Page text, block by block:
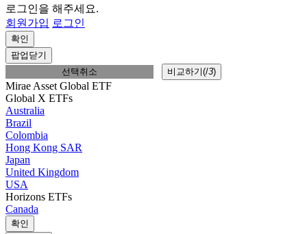
로그인을 해주세요.
회원가입 로그인
확인
팝업닫기
선택취소
비교하기(/3)
Mirae Asset Global ETF
Global X ETFs
Australia
Brazil
Colombia
Hong Kong SAR
Japan
United Kingdom
USA
Horizons ETFs
Canada
확인